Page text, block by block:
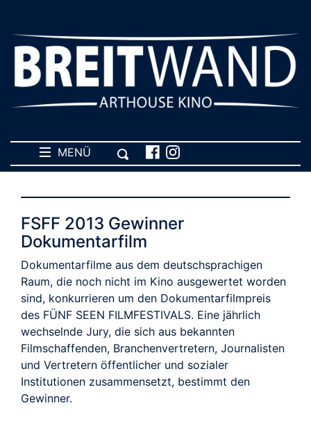
MENÜ
FSFF 2013 Gewinner
Dokumentarfilm
Dokumentarfilme aus dem deutschsprachigen
Raum, die noch nicht im Kino ausgewertet worden
sind, konkurrieren um den Dokumentarfilmpreis
des FÜNF SEEN FILMFESTIVALS. Eine jährlich
wechselnde Jury, die sich aus bekannten
Filmschaffenden, Branchenvertretern, Journalisten
und Vertretern öffentlicher und sozialer
Institutionen zusammensetzt, bestimmt den
Gewinner.